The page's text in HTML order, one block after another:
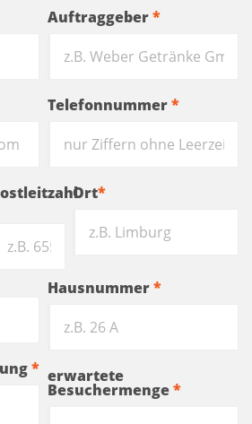
Auftraggeber*
Telefonnummer*
Ort*
Hausnummer*
erwartete
Besuchermenge*
*